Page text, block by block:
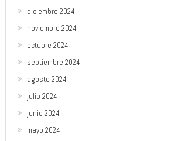
diciembre 2024
noviembre 2024
octubre 2024
septiembre 2024
agosto 2024
julio 2024
junio 2024
mayo 2024